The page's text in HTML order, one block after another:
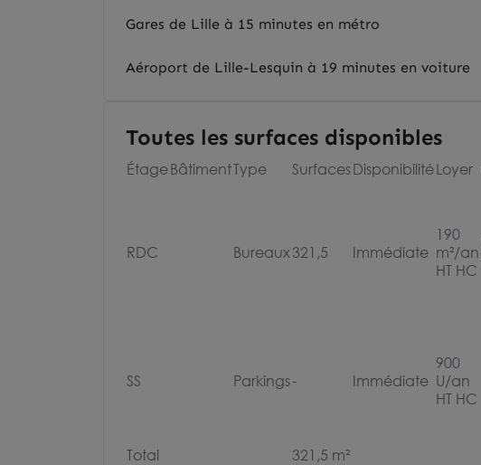
Gares de Lille à 15 minutes en métro
Aéroport de Lille-Lesquin à 19 minutes en voiture
Toutes les surfaces disponibles
ÉtageBâtimentType SurfacesDisponibilitéLoyer
RDC Bureaux321,5 Immédiate
190
m²/an
HT HC
SS Parkings- Immédiate
900
U/an
HT HC
Total 321,5 m²